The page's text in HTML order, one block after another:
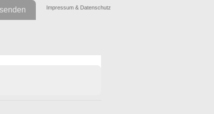
Impressum & Datenschutz